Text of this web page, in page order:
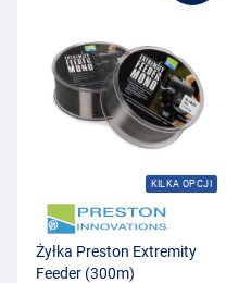
KILKA OPCJI
Żyłka Preston Extremity
Feeder (300m)